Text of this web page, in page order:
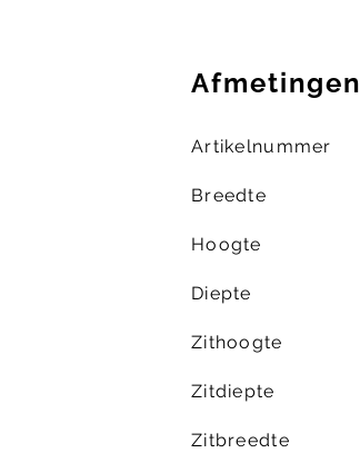
Afmetingen
Artikelnummer
Breedte
Hoogte
Diepte
Zithoogte
Zitdiepte
Zitbreedte